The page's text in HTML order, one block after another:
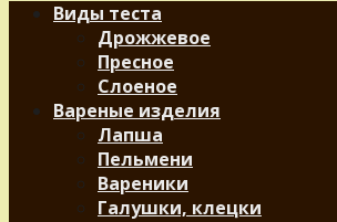
Виды теста
Дрожжевое
Пресное
Слоеное
Вареные изделия
Лапша
Пельмени
Вареники
Галушки, клецки